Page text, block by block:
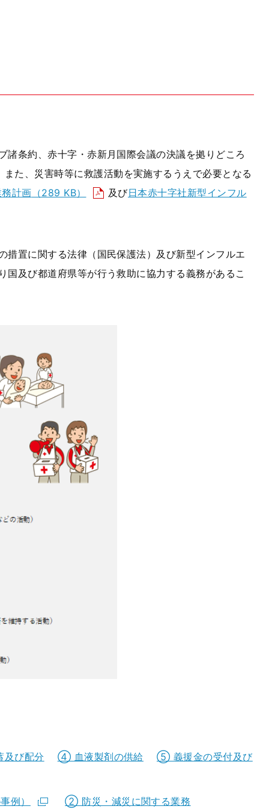
条約、赤十字・赤新月国際会議の決議を拠りどころ
また、災害時等に救護活動を実施するうえで必要となる
計画 （289 KB） 及び日本赤十字社新型インフル
置に関する法律（国民保護法）及び新型インフルエ
及び都道府県等が行う救助に協力する義務があるこ
び配分 ④ 血液製剤の供給
⑤ 義援金の受付及び
例） ② 防災・減災に関する業務